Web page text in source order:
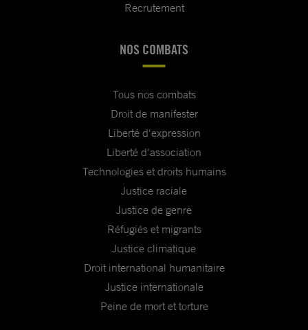
Recrutement
NOS COMBATS
Tous nos combats
Droit de manifester
Liberté d'expression
Liberté d'association
Technologies et droits humains
Justice raciale
Justice de genre
Réfugiés et migrants
Justice climatique
Droit international humanitaire
Justice internationale
Peine de mort et torture